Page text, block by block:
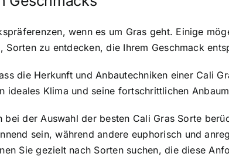
wenn es um Gras geht. Einige
zu entdecken, die Ihrem Geschmack
die Herkunft und Anbautechniken einer Cali
ideales Klima und seine fortschrittlichen
der Auswahl der besten Cali Gras Sorte
sein, während andere euphorisch und
Sie gezielt nach Sorten suchen, die diese